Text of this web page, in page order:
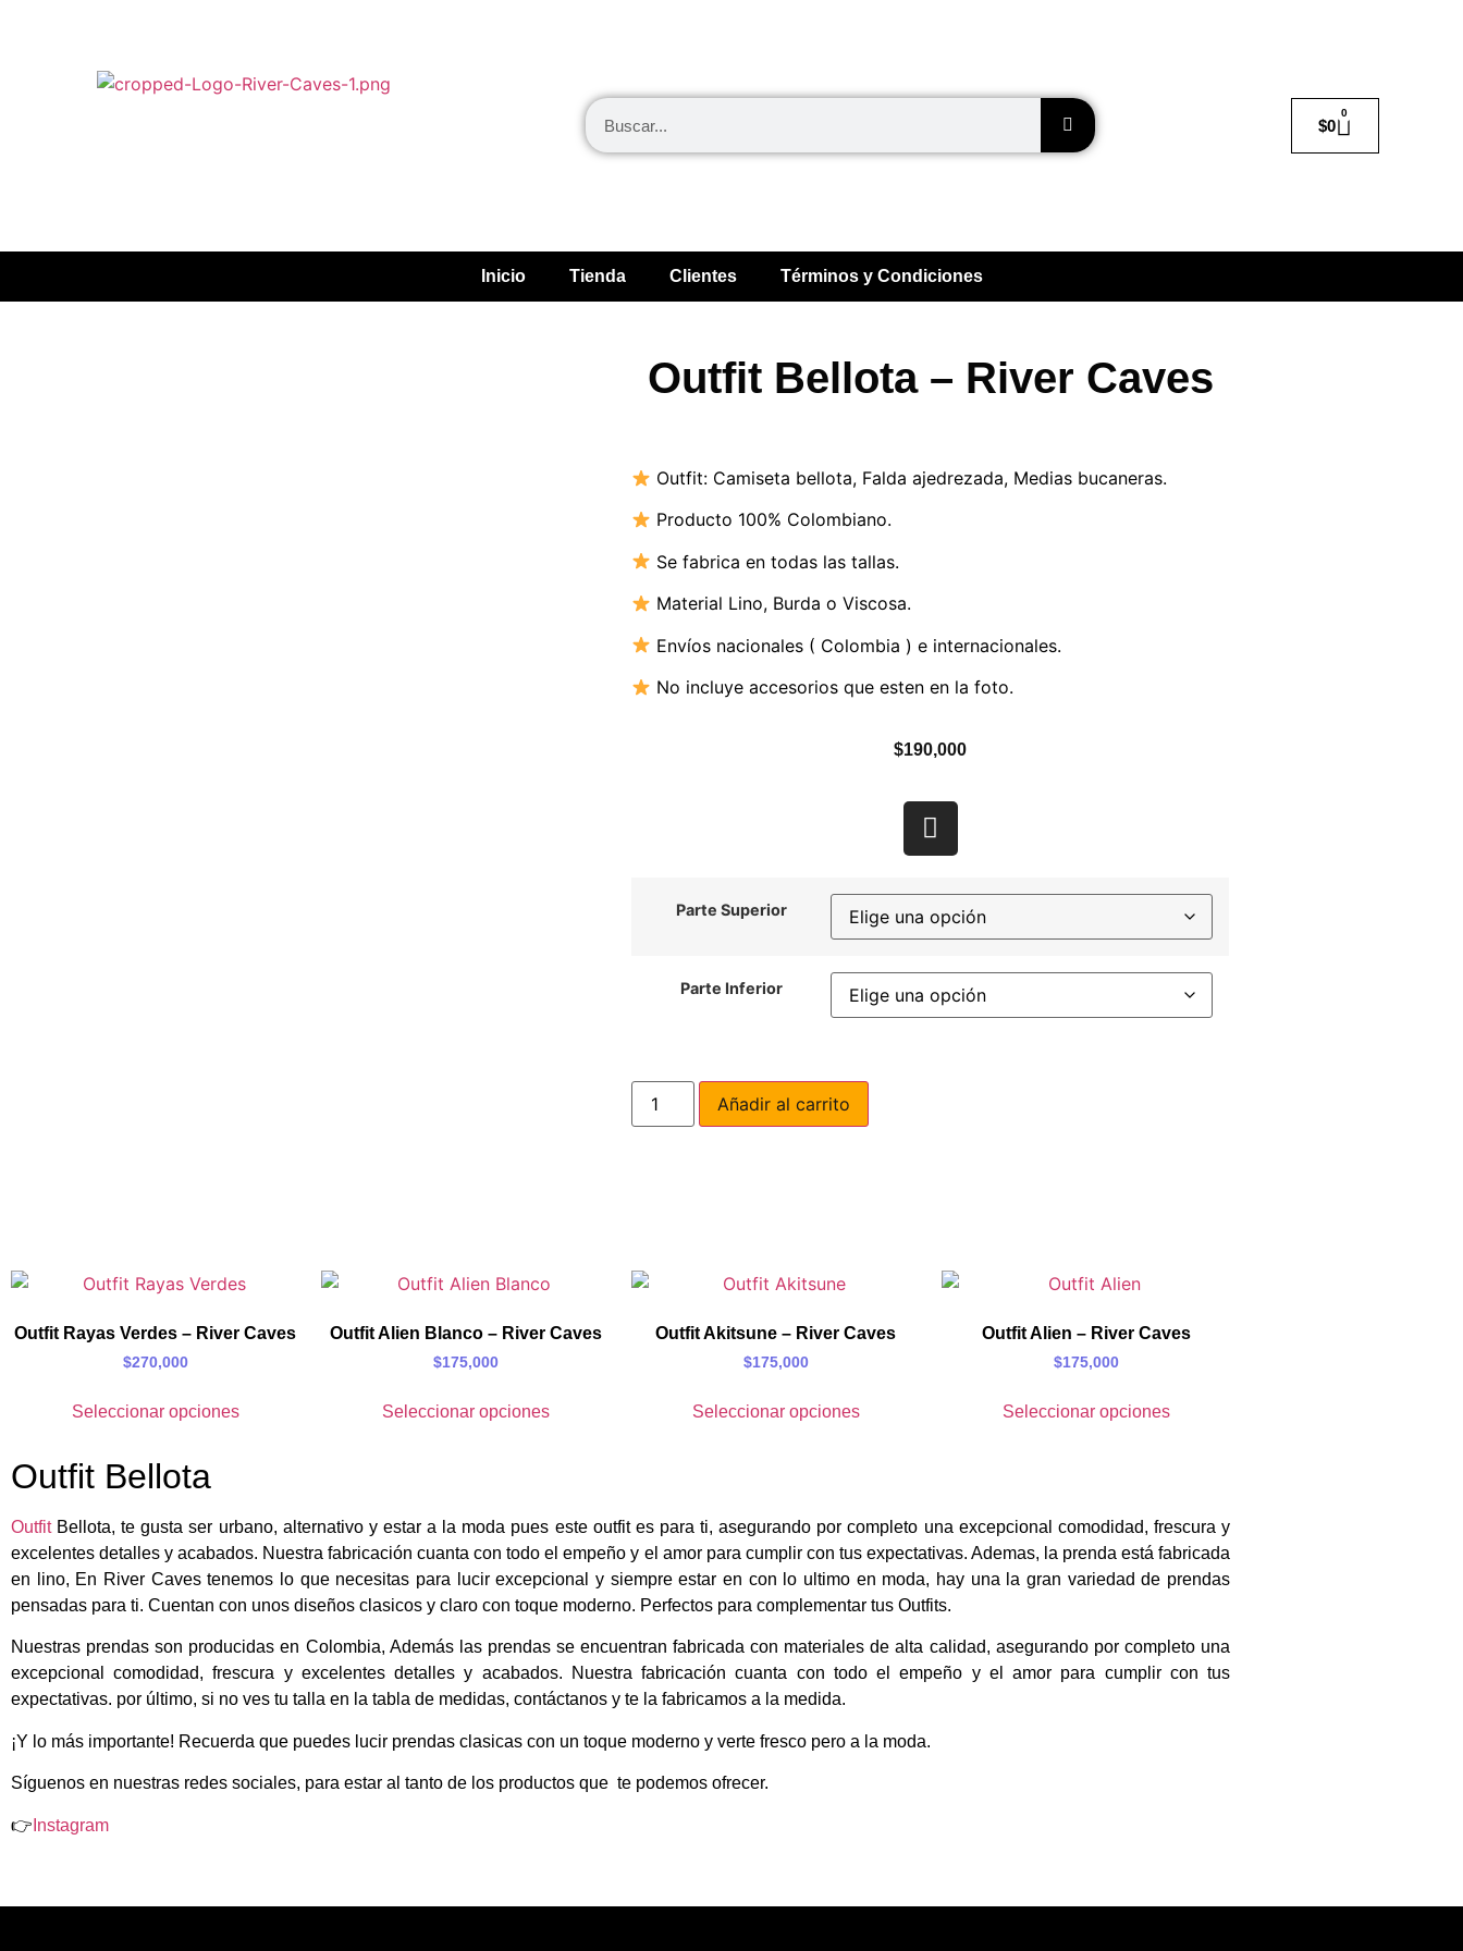
$0
0
Inicio Tienda Clientes Términos y Condiciones
Outfit Bellota – River Caves
Outfit: Camiseta bellota, Falda ajedrezada, Medias bucaneras.
Producto 100% Colombiano.
Se fabrica en todas las tallas.
Material Lino, Burda o Viscosa.
Envíos nacionales ( Colombia ) e internacionales.
No incluye accesorios que esten en la foto.
$190,000
Parte Superior
Parte Inferior
Añadir al carrito
Outfit Rayas Verdes – River Caves
$270,000
Seleccionar opciones
Outfit Alien Blanco – River Caves
$175,000
Seleccionar opciones
Outfit Akitsune – River Caves
$175,000
Seleccionar opciones
Outfit Alien – River Caves
$175,000
Seleccionar opciones
Outfit Bellota
OutfitBellota, te gusta ser urbano, alternativo y estar a la moda pues este outfit es para ti, asegurando por completo una excepcional comodidad, frescura y
excelentes detalles y acabados. Nuestra fabricación cuanta con todo el empeño y el amor para cumplir con tus expectativas. Ademas, la prenda está fabricada
en lino, En River Caves tenemos lo que necesitas para lucirexcepcional
y siempre estar en con lo ultimo en moda, hay una la gran variedad de prendas
pensadas para ti. Cuentan con unos diseños clasicos y claro con toque moderno. Perfectos para complementar tus Outfits.
Nuestras prendas son producidas en Colombia, Además las prendas se encuentran fabricada con materiales de alta calidad, asegurando por completo una
excepcional comodidad, frescura y excelentes detalles y acabados. Nuestra fabricación cuanta con todo el empeño y el amor para cumplir con tus
expectativas. por último, si no ves tu talla en la tabla de medidas, contáctanos y te la fabricamos a la medida.
¡Y lo más importante! Recuerda que puedes lucir prendas clasicas con un toque moderno y verte fresco pero a la moda.
Síguenos en nuestras redes sociales, para estar al tanto de los productos que te podemos ofrecer.
👉 Instagram